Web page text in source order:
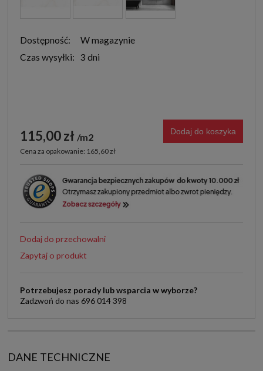
Dostępność:
W magazynie
Czas wysyłki: 3 dni
115,00 zł m2
Cena za opakowanie: 165,60 zł
Dodaj do koszyka
Dodaj do przechowalni
Zapytaj o produkt
Potrzebujesz porady lub wsparcia w wyborze?
Zadzwoń do nas 696 014 398
DANE TECHNICZNE